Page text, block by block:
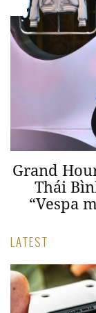
Grand
Thái
“Vespa
LATEST